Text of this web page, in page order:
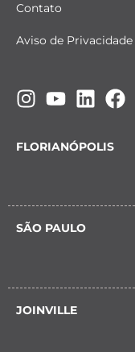
Contato
Aviso de Privacidade
FLORIANÓPOLIS
SÃO PAULO
JOINVILLE